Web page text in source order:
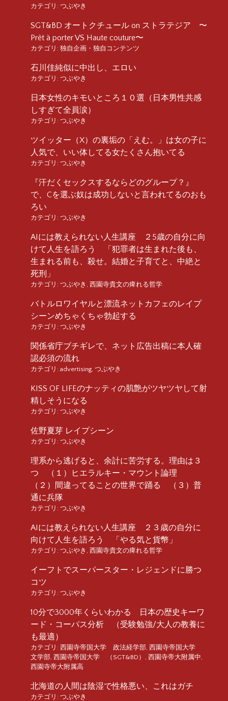
カテゴリ: つぶやき
SGT&BD オートクチュール on ストラテジア 〜
Prêt à porter VS Haute couture〜
カテゴリ: 独自企画・独自コンテンツ
石川佳純似に中出し、エロい
カテゴリ: つぶやき
日本女性のキモいところ１０選（日本男性共感
しすぎて全員涙）
カテゴリ: つぶやき
ツイッター（X）の裏垢の「えむ。」は女の子に
人気で、いい体してる女たくさん抱いてる
カテゴリ: つぶやき
『汗だくセックスするならどのグループ？』
で、Cを選ぶ奴は成功しないと言われてるのおも
ろい
カテゴリ: つぶやき
AIには教えられない人生講座 ２5歳の自分に向
けて人生を語ろう 「犯罪者は生まれた後も、
生まれる前も、殺せ。結婚と子育てと、中絶と
死刑」
カテゴリ: つぶやき 西園寺貴文の痺れる哲学
バトルロワイヤルと漂流ネットカフェのレイプ
シーンめちゃくちゃ勃起する
カテゴリ: つぶやき
関係省庁ブチギレで、ネット広告出稿に本人確
認必須の流れ
カテゴリ: advertising つぶやき
KISS OF LIFEのナッティの肌艶がツヤツヤして射
精しそうになる
カテゴリ: つぶやき
佐野夏芽 レイプシーン
カテゴリ: つぶやき
理系から逃げると、余計に苦労する。理由は３
つ （１）ヒエラルキー・マウント論理
（２）間違ってることの世界で踊る （３）普
通に兵隊
カテゴリ: つぶやき
AIには教えられない人生講座 ２３歳の自分に
向けて人生を語ろう 「やる気と貨幣」
カテゴリ: つぶやき 西園寺貴文の痺れる哲学
イーフトでスーパースター・レジェンドに勝つ
コツ
カテゴリ: つぶやき
10分で3000年くらいわかる 日本の歴史キーワ
ード・コーパス分析 （受験勉強/大人の教養に
も最適）
カテゴリ: 西園寺帝国大学 政法経学部 西園寺帝国大学
文学部 西園寺帝国大学 （SGT&BD） 西園寺帝大附属中
西園寺帝大附属高
北海道の人間は陰湿で性格悪い、これはガチ
カテゴリ: つぶやき